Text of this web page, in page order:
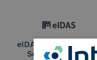
eIDAS Qualified Trust
Service Provider